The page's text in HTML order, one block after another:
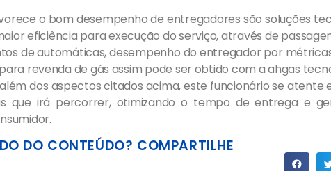
o bom desempenho de entregadores são soluções
eficiência para execução do serviço, através de
de automáticas, desempenho do entregador por
revenda de gás assim pode ser obtido com a ahgas
dos aspectos citados acima, este funcionário se atente
que irá percorrer, otimizando o tempo de entrega e
DO CONTEÚDO? COMPARTILHE